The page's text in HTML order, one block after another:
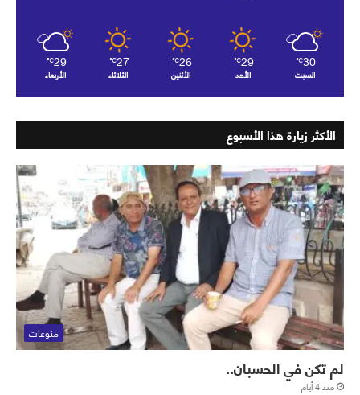
30
℃
السبت
29
℃
الأحد
26
℃
الأثنين
27
℃
الثلاثاء
29
℃
الأربعاء
الأكثر زيارة هذا الأسبوع
منوعات
لم تكن في الحسبان..
منذ 4 أيام